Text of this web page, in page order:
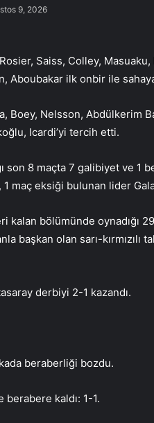
9, 2026
Saiss, Colley,
Aboubakar ilk onbir ile sahaya
Boey, Nelsson, Abdülkerim
Icardi’yi tercih etti.
son 8 maçta 7 galibiyet ve 1
1 maç eksiği bulunan lider
kalan bölümünde oynadığı
başkan olan sarı-kırmızılı
derbiyi 2-1 kazandı.
beraberliği bozdu.
berabere kaldı: 1-1.